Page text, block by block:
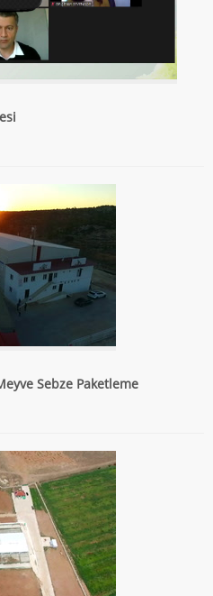
Sebze Paketleme